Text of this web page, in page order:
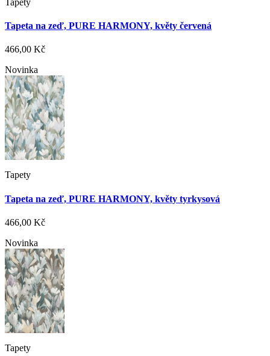
Tapeta na zeď, PURE HARMONY, květy červená
466,00 Kč
Novinka
Tapety
Tapeta na zeď, PURE HARMONY, květy tyrkysová
466,00 Kč
Novinka
Tapety